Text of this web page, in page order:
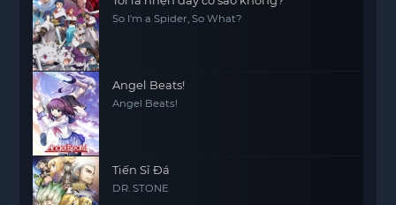
So I'm a Spider, So What?
Angel Beats!
Angel Beats!
Tiến Sĩ Đá
DR. STONE